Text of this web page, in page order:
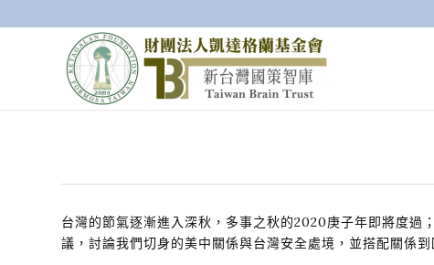
台灣的節氣逐漸進入深秋，多事之秋的2020庚子年即將度過
議，討論我們切身的美中關係與台灣安全處境，並搭配關係